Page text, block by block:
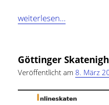
weiterlesen…
Hildesheim
–
Termine
2018
Göttinger
Veröffentlicht am 8. März